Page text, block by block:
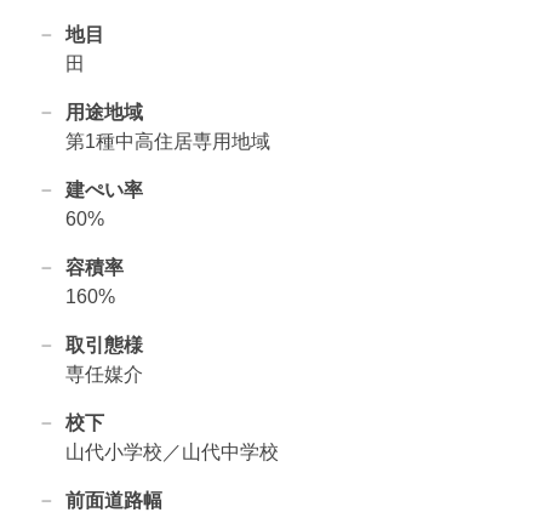
地目
田
用途地域
第1種中高住居専用地域
建ぺい率
60%
容積率
160%
取引態様
専任媒介
校下
山代小学校／山代中学校
前面道路幅